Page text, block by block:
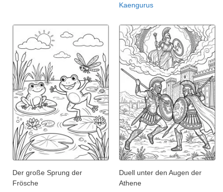
Kaengurus
Der große Sprung der
Frösche
Duell unter den Augen der
Athene